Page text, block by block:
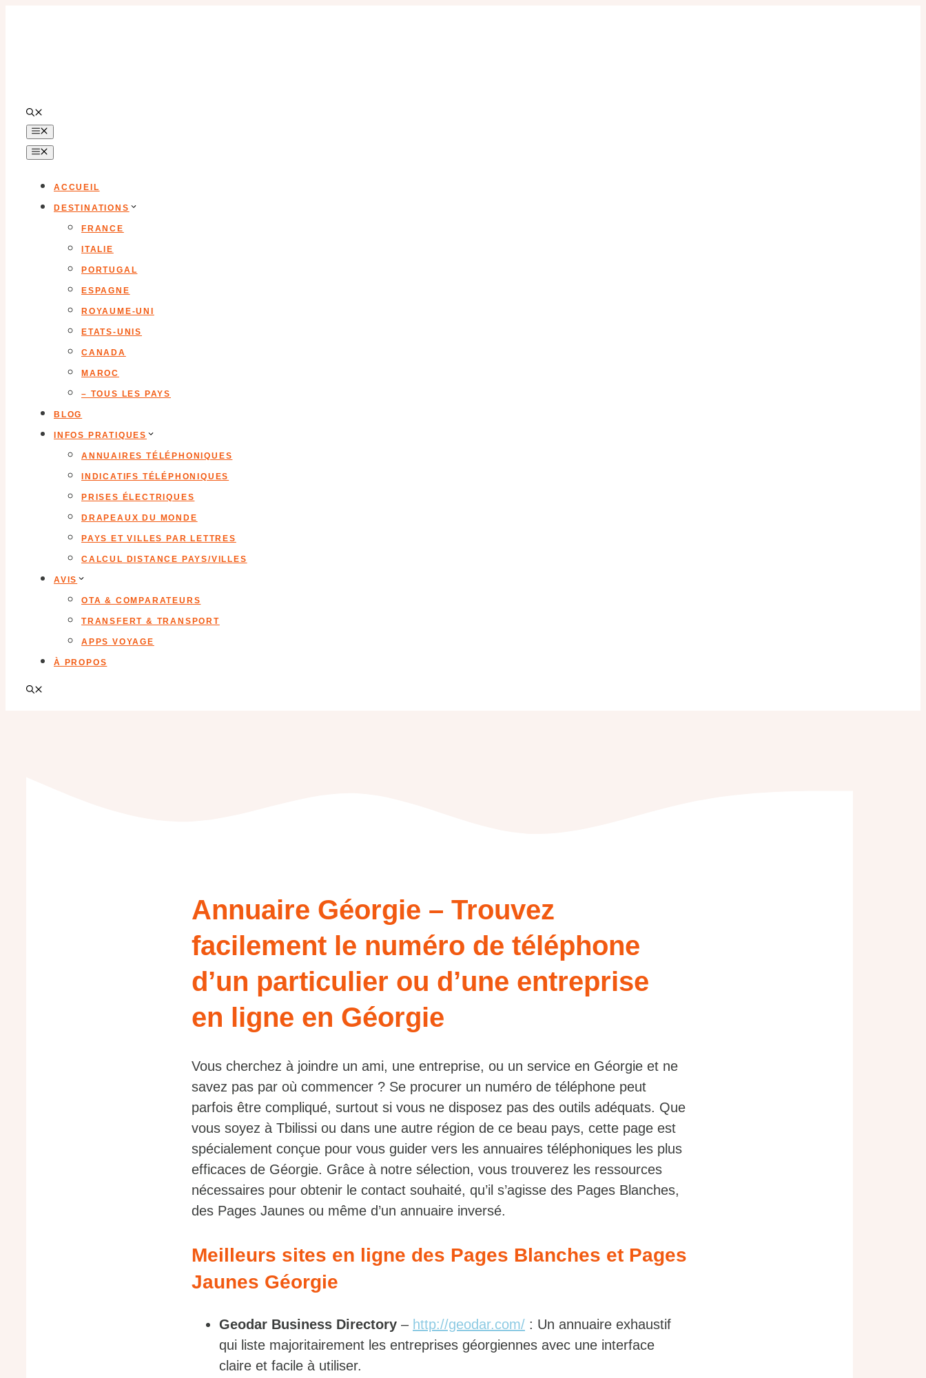
ACCUEIL
DESTINATIONS
FRANCE
ITALIE
PORTUGAL
ESPAGNE
ROYAUME-UNI
ETATS-UNIS
CANADA
MAROC
– TOUS LES PAYS
BLOG
INFOS PRATIQUES
ANNUAIRES TÉLÉPHONIQUES
INDICATIFS TÉLÉPHONIQUES
PRISES ÉLECTRIQUES
DRAPEAUX DU MONDE
PAYS ET VILLES PAR LETTRES
CALCUL DISTANCE PAYS/VILLES
AVIS
OTA & COMPARATEURS
TRANSFERT & TRANSPORT
APPS VOYAGE
À PROPOS
Annuaire Géorgie – Trouvez
facilement le numéro de téléphone
d’un particulier ou d’une entreprise
en ligne en Géorgie
Vous cherchez à joindre un ami, une entreprise, ou un service en Géorgie et ne
savez pas par où commencer ? Se procurer un numéro de téléphone peut
parfois être compliqué, surtout si vous ne disposez pas des outils adéquats. Que
vous soyez à Tbilissi ou dans une autre région de ce beau pays, cette page est
spécialement conçue pour vous guider vers les annuaires téléphoniques les plus
efficaces de Géorgie. Grâce à notre sélection, vous trouverez les ressources
nécessaires pour obtenir le contact souhaité, qu’il s’agisse des Pages Blanches,
des Pages Jaunes ou même d’un annuaire inversé.
Meilleurs sites en ligne des Pages Blanches et Pages
Jaunes Géorgie
Geodar Business Directory – http://geodar.com/ : Un annuaire exhaustif
qui liste majoritairement les entreprises géorgiennes avec une interface
claire et facile à utiliser.